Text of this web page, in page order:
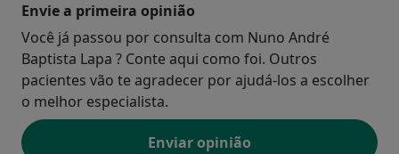
Envie a primeira opinião
Você já passou por consulta com Nuno André
Baptista Lapa ? Conte aqui como foi. Outros
pacientes vão te agradecer por ajudá-los a escolher
o melhor especialista.
Enviar opinião